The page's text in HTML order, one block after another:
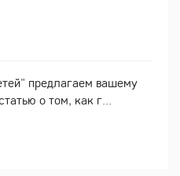
предлагаем вашему
о том, как г...